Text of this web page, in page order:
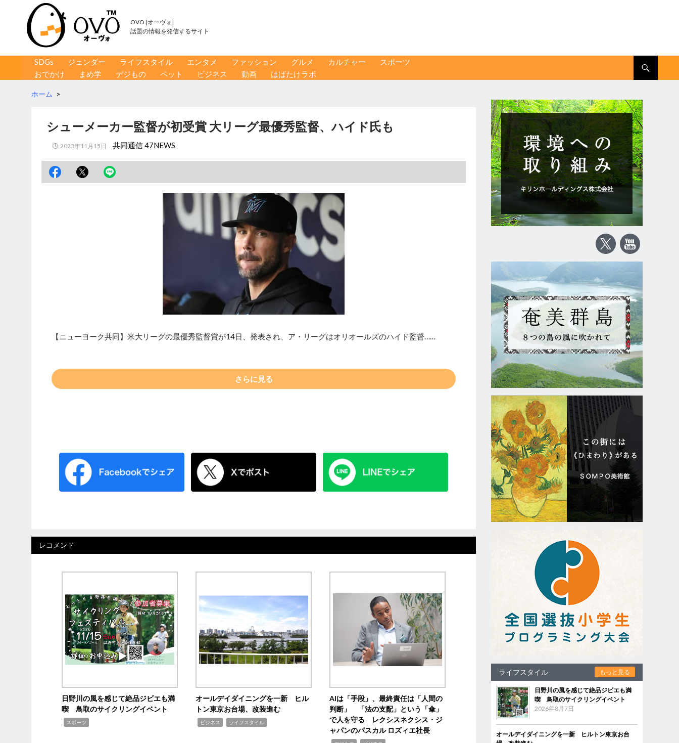
OVO [オーヴォ]
話題の情報を発信するサイト
コンテンツへ移動
SDGs ジェンダー ライフスタイル エンタメ ファッション グルメ カルチャー
スポーツ
おでかけ
まめ学 デジもの ペット ビジネス 動画 はばたけラボ
ホーム >
シューメーカー監督が初受賞 大リーグ最優秀監督、ハイド氏も
2023年11月15日 共同通信 47NEWS
【ニューヨーク共同】米大リーグの最優秀監督賞が14日、発表され、ア・リーグはオリオールズのハイド監督……
さらに見る
レコメンド
日野川の風を感じて絶品ジビエも満
喫 鳥取のサイクリングイベント
スポーツ
オールデイダイニングを一新 ヒル
トン東京お台場、改装進む
ビジネス ライフスタイル
AIは「手段」、最終責任は「人間の
判断」 「法の支配」という「傘」
で人を守る レクシスネクシス・ジ
ャパンのパスカル ロズィエ社長
ライフスタイル もっと見る
日野川の風を感じて絶品ジビエも満
喫 鳥取のサイクリングイベント
2026年8月7日
オールデイダイニングを一新 ヒルトン東京お台